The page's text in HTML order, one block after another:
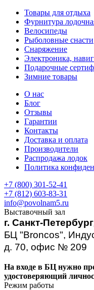
Товары для отдыха
Фурнитура
Велосипеды
Рыболовные снасти
Снаряжение
Электроника,
Подарочные
Зимние товары
О нас
Блог
Отзывы
Гарантии
Контакты
Доставка и оплата
Производители
Распродажа лодок
Политика
+7 (800) 301-52-41
+7 (812) 603-83-31
info@povolnam5.ru
Выставочный зал
г. Санкт-Петербург
БЦ "Broncos",
д. 70, офис № 209
На входе в БЦ нужно
удостоверяющий
Режим работы